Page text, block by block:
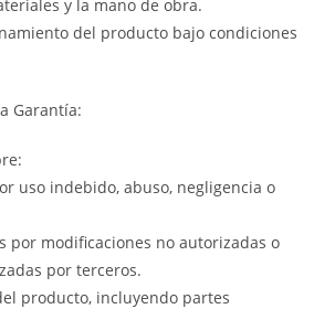
y la mano de obra.
del producto bajo condiciones
Garantía:
uso indebido, abuso, negligencia o
por modificaciones no autorizadas o
por terceros.
producto, incluyendo partes